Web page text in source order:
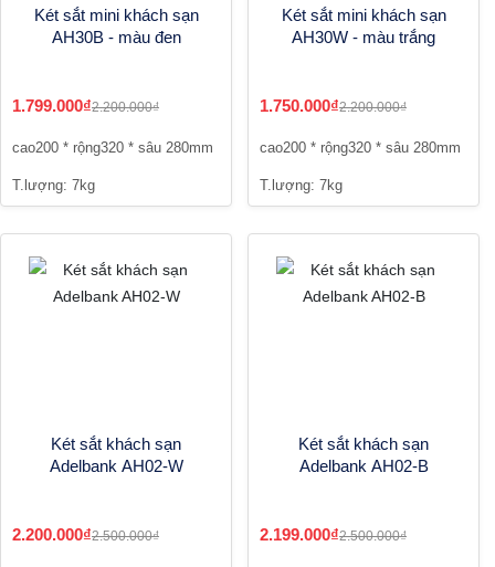
Két sắt mini khách sạn
AH30B - màu đen
1.799.000₫2.200.000₫
cao200 * rộng320 * sâu 280mm
T.lượng: 7kg
Két sắt mini khách sạn
AH30W - màu trắng
1.750.000₫2.200.000₫
cao200 * rộng320 * sâu 280mm
T.lượng: 7kg
Két sắt khách sạn
Adelbank AH02-W
2.200.000₫2.500.000₫
Két sắt khách sạn
Adelbank AH02-B
2.199.000₫2.500.000₫